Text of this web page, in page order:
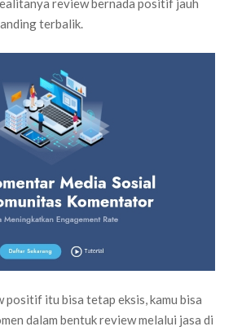
review bernada positif jauh
terbalik.
positif itu bisa tetap eksis, kamu bisa
dalam bentuk review melalui jasa di